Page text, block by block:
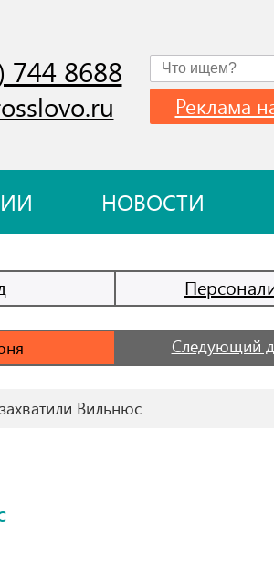
744 8688
Реклама
НОВОСТИ
Следующий
Вильнюс